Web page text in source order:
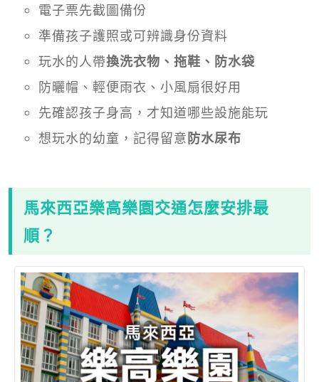
電子票先截圖備份
準備孩子護照或可辨識身份資料
玩水的人帶換洗衣物、拖鞋、防水袋
防曬帽、輕便雨衣、小風扇很好用
先確認孩子身高，才知道哪些設施能玩
想玩水的幼童，記得留意防水尿布
馬來西亞樂高樂園交通怎麼安排最
順？